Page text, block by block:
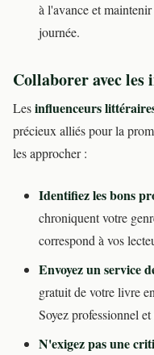
à l'avance et
journée.
Collaborer avec les
Lesinfluenceurs
précieux alliés pour la
les approcher :
Identifiez les bons
chroniquent votre
correspond à vos
Envoyez un service
gratuit de votre livre
Soyez professionnel
N'exigez pas une